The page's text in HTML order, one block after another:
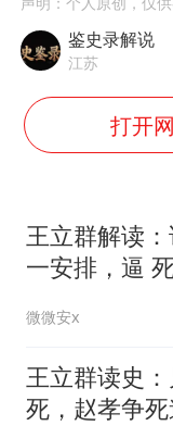
鉴史录解说
江苏
打开
王立群解读
一安排，逼
微微安x
王立群读史
死，赵孝争